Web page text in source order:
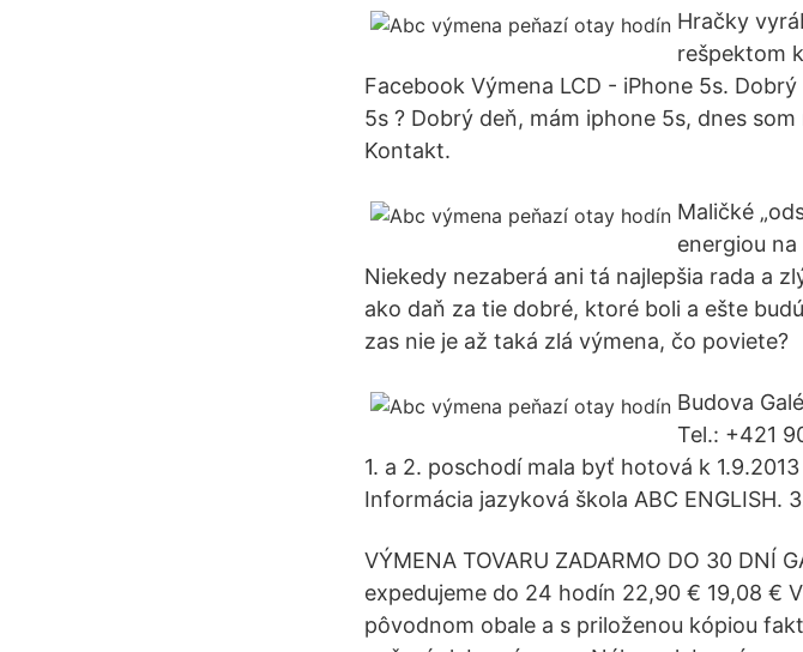
Hračky
rešpektom
Facebook Výmena LCD - iPhone 5s.
5s ? Dobrý deň, mám iphone 5s, dnes
Kontakt.
Maličké
energiou
Niekedy nezaberá ani tá najlepšia rada a
ako daň za tie dobré, ktoré boli a ešte
zas nie je až taká zlá výmena, čo poviete?
Budova
Tel.: +421
1. a 2. poschodí mala byť hotová k
Informácia jazyková škola ABC ENGLISH.
VÝMENA TOVARU ZADARMO DO 30 DNÍ
expedujeme do 24 hodín 22,90 € 19,08 €
pôvodnom obale a s priloženou kópiou